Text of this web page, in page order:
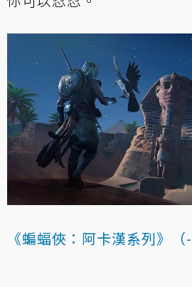
《蝙蝠俠：阿卡漢系列》（